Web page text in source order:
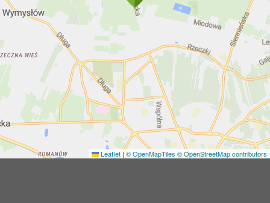
Leaflet | © OpenMapTiles© OpenStreetMap contributors